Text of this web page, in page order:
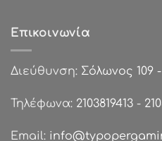
Επικοινωνία
Διεύθυνση: Σόλωνος 109
Τηλέφωνα: 2103819413 -
Email: